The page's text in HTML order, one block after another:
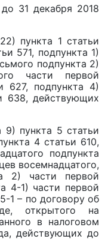
31 декабря 2018
пункта 1 статьи
571, подпункта 1)
подпункта 2)
части первой
627, подпункта 4)
638, действующих
9) пункта 5 статьи
4 статьи 610,
подпункта
восемнадцатого,
2) части первой
4-1) части первой
1 – по договору об
открытого на
в налоговом
действующих до